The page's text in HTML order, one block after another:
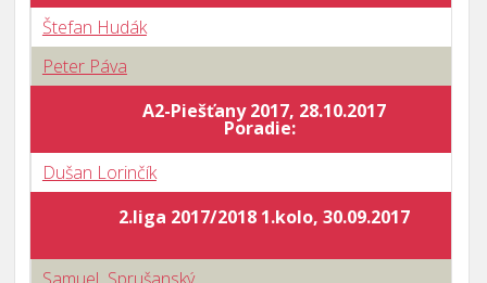
Štefan Hudák
Peter Páva
A2-Piešťany 2017, 28.10.2017
Poradie:
Dušan Lorinčík
2.liga 2017/2018 1.kolo, 30.09.2017